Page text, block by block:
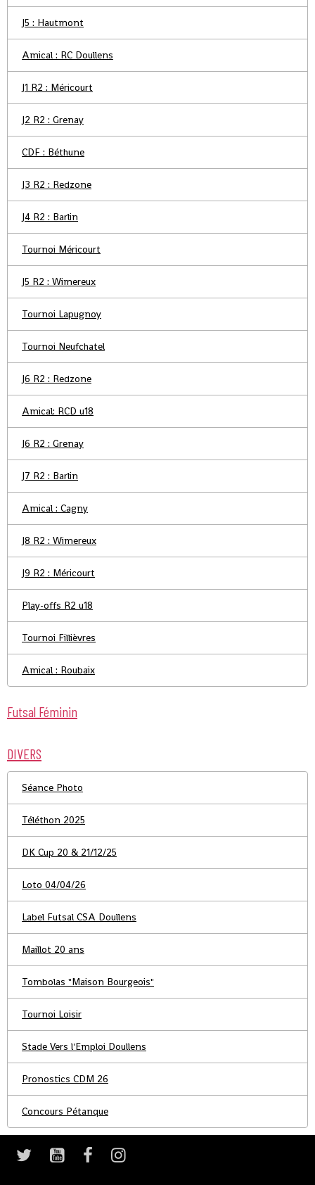
J5 : Hautmont
Amical : RC Doullens
J1 R2 : Méricourt
J2 R2 : Grenay
CDF : Béthune
J3 R2 : Redzone
J4 R2 : Barlin
Tournoi Méricourt
J5 R2 : Wimereux
Tournoi Lapugnoy
Tournoi Neufchatel
J6 R2 : Redzone
Amical: RCD u18
J6 R2 : Grenay
J7 R2 : Barlin
Amical : Cagny
J8 R2 : Wimereux
J9 R2 : Méricourt
Play-offs R2 u18
Tournoi Fillièvres
Amical : Roubaix
Futsal Féminin
DIVERS
Séance Photo
Téléthon 2025
DK Cup 20 & 21/12/25
Loto 04/04/26
Label Futsal CSA Doullens
Maillot 20 ans
Tombolas "Maison Bourgeois"
Tournoi Loisir
Stade Vers l'Emploi Doullens
Pronostics CDM 26
Concours Pétanque